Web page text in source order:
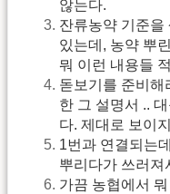
않는다.
잔류농약 기준을
있는데, 농약 뿌
뭐 이런 내용들
돋보기를 준비해
한 그 설명서 ..
다. 제대로 보이
1번과 연결되는
뿌리다가 쓰러져
가끔 농협에서